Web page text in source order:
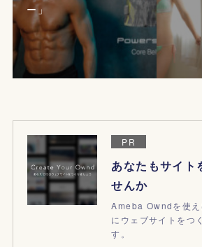
ー」
PR
あなたもサイト
せんか
Ameba Owndを使え
にウェブサイトをつ
す。